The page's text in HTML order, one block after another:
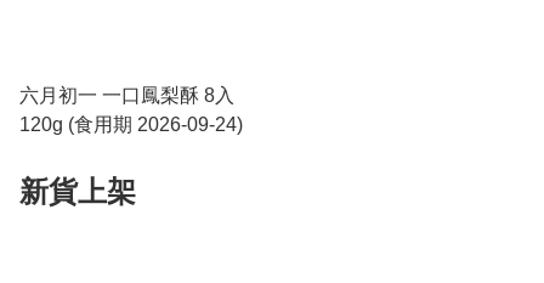
六月初一 一口鳳梨酥 8入
120g (食用期 2026-09-24)
新貨上架